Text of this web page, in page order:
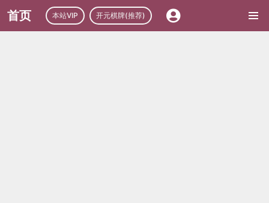
首页 本站VIP 开元棋牌(推荐)